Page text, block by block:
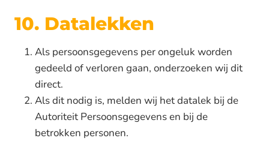
10. Datalekken
Als persoonsgegevens per ongeluk worden
gedeeld of verloren gaan, onderzoeken wij dit
direct.
Als dit nodig is, melden wij het datalek bij de
Autoriteit Persoonsgegevens en bij de
betrokken personen.